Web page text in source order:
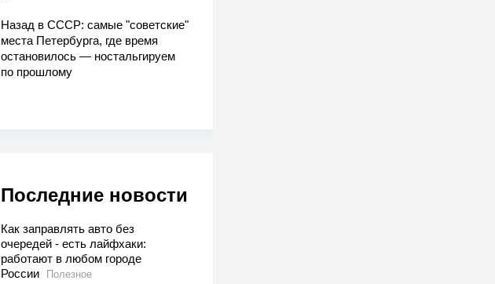
Назад в СССР: самые "советские"
места Петербурга, где время
остановилось — ностальгируем
по прошлому
Последние новости
Как заправлять авто без
очередей - есть лайфхаки:
работают в любом городе
России
Полезное